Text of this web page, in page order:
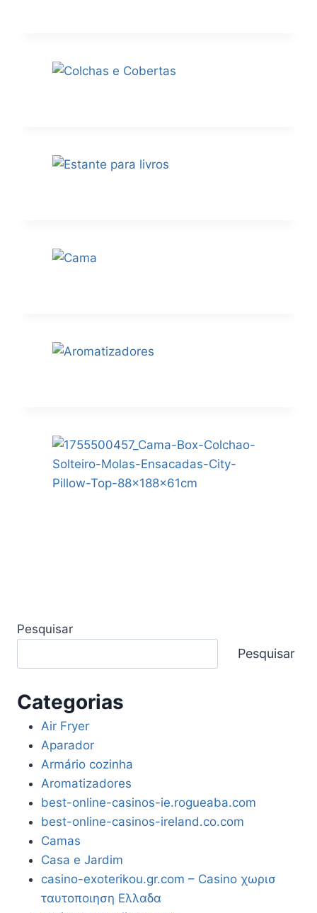
Pesquisar
Pesquisar
Categorias
Air Fryer
Aparador
Armário cozinha
Aromatizadores
best-online-casinos-ie.rogueaba.com
best-online-casinos-ireland.co.com
Camas
Casa e Jardim
casino-exoterikou.gr.com – Casino χωρισ
ταυτοποιηση Ελλαδα